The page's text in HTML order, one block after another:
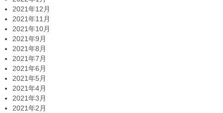
2021年12月
2021年11月
2021年10月
2021年9月
2021年8月
2021年7月
2021年6月
2021年5月
2021年4月
2021年3月
2021年2月